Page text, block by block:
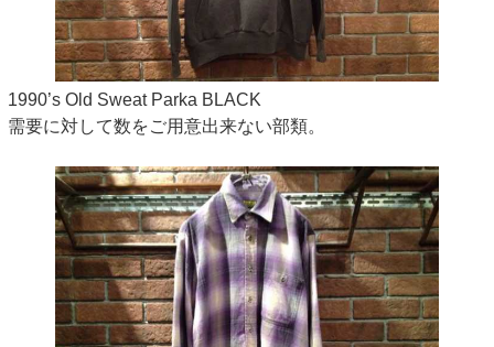
1990’s Old Sweat Parka BLACK
需要に対して数をご用意出来ない部類。